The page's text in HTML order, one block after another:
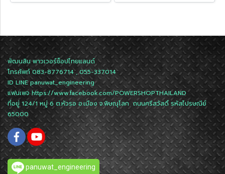
พัฒนสิน พาวเวอร์ช็อปไทยแลนด์
โทรศัพท์ 083-8776714 , 055-337014
ID LINEpanuwat_engineering
แฟนเพจhttps://www.facebook.com/POWERSHOPTHAILAND
ที่อยู่ 124/1 หมู่ 6 ต.หัวรอ อ.เมือง จ.พิษณุโลก ถนนศรีสวัสดิ์ รหัสไปรษณีย์
65000
panuwat_engineering